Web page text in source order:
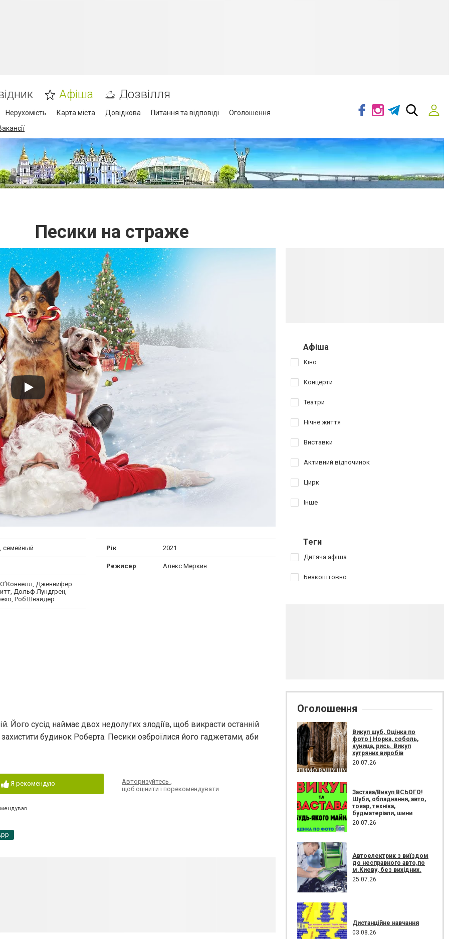
Афіша Дозвілля
Нерухомість Карта міста Довідкова Питання та відповіді
Оголошення
Песики на страже
семейный
Дженнифер
Дольф Лундгрен,
Роб Шнайдер
Рік 2021
Режисер Алекс Меркин
сусід наймає двох недолугих злодіїв, щоб викрасти останній
будинок Роберта. Песики озброїлися його гаджетами, аби
Я рекомендую Авторизуйтесь,
щоб оцінити і порекомендувати
Афіша
Кіно
Концерти
Театри
Нічне життя
Виставки
Активний відпочинок
Цирк
Інше
Теги
Дитяча афіша
Безкоштовно
Оголошення
Викуп шуб, Оцінка по
фото | Норка, соболь,
куница, рись. Викуп
хутряних виробів
20.07.26
Застава/Викуп ВСЬОГО!
Шуби, обладнання, авто,
товар, техніка,
будматеріали, шини
20.07.26
Автоелектрик з виїздом
до несправного авто,по
м.Киеву, без вихідних.
25.07.26
Дистанційне навчання
03.08.26